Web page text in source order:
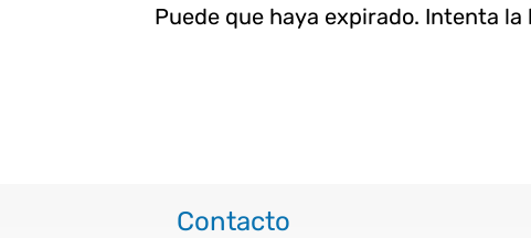
Puede que haya expirado. Intenta
Contacto